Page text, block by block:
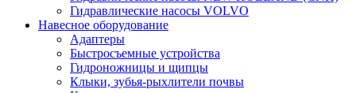
Гидравлические насосы VOLVO
Навесное оборудование
Адаптеры
Быстросъемные устройства
Гидроножницы и щипцы
Клыки, зубья-рыхлители почвы